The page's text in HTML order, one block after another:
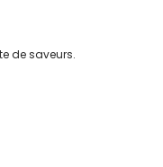
de saveurs.